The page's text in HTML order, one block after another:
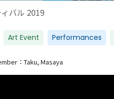
バル 2019
Art Event Performances
：Taku, Masaya